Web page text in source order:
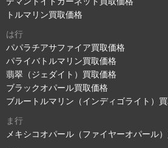
トルマリン買取価格
は行
パパラチアサファイア買取価格
パライバトルマリン買取価格
翡翠（ジェダイト）買取価格
ブラックオパール買取価格
ブルートルマリン（インディゴライト）
ま行
メキシコオパール（ファイヤーオパール